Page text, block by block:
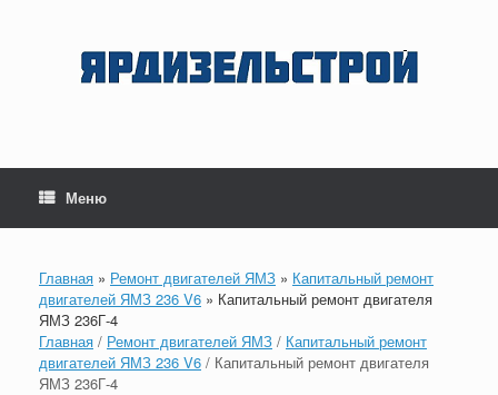
содержанию
Меню
Главная » Ремонт двигателей ЯМЗ » Капитальный ремонт
двигателей ЯМЗ 236 V6 » Капитальный ремонт двигателя
ЯМЗ 236Г-4
Главная / Ремонт двигателей ЯМЗ / Капитальный ремонт
двигателей ЯМЗ 236 V6 / Капитальный ремонт двигателя
ЯМЗ 236Г-4